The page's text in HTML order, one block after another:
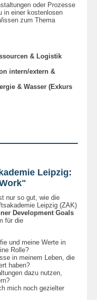
oder Prozesse
in einer kostenlosen
zum Thema
& Logistik
intern/extern &
& Wasser (Exkurs
Leipzig:
nur so gut, wie die
Leipzig (ZAK)
Development Goals
für die
und meine Werte in
Rolle?
in meinem Leben, die
haben?
dazu nutzen,
mich noch gezielter